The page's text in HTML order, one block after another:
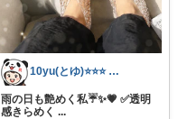
10yu(とゆ)⭐⭐⭐ ご購入感謝😀
雨の日も艶めく私☔✨💗 ✅透明
感きらめく ...